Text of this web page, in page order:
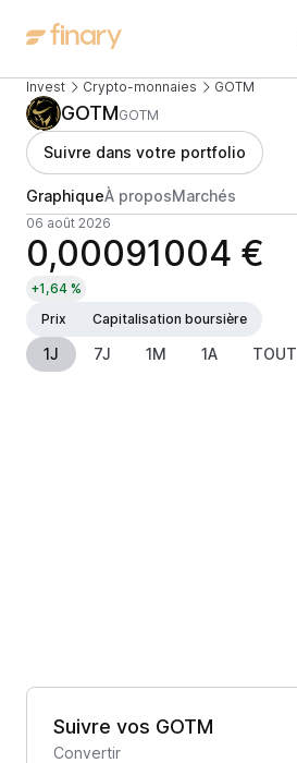
Invest Crypto-monnaies GOTM
GOTMGOTM
Suivre dans votre portfolio
GraphiqueÀ proposMarchés
06 août 2026
0,00091004 €
+1,64 %
Prix
Capitalisation boursière
1J 7J 1M 1A TOUT
Suivre vos GOTM
Convertir